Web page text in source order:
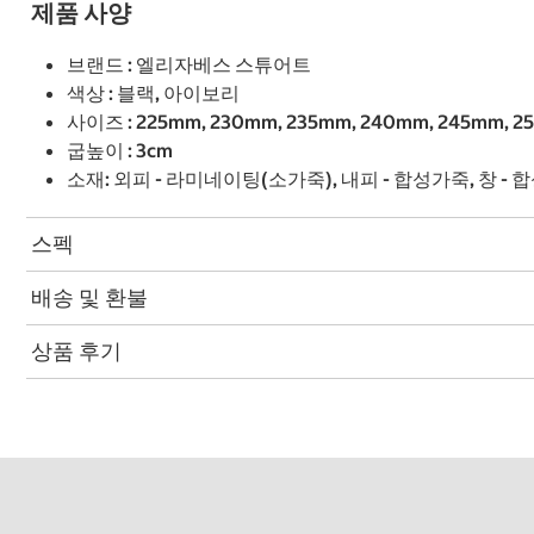
제품 사양
브랜드 : 엘리자베스 스튜어트
색상 : 블랙, 아이보리
사이즈 : 225mm, 230mm, 235mm, 240mm, 245mm,
굽높이 : 3cm
소재: 외피 - 라미네이팅(소가죽), 내피 - 합성가죽, 창 -
스펙
배송 및 환불
상품 후기